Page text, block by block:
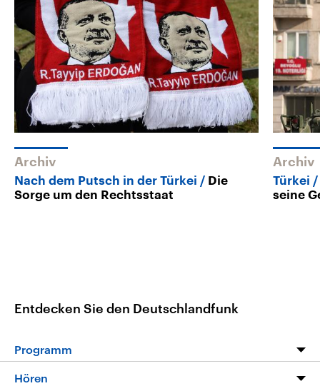
Archiv
Nach dem Putsch in der Türkei
Die
Sorge um den Rechtsstaat
Archiv
Türkei
seine
Entdecken Sie den Deutschlandfunk
Programm
Programm
Hören